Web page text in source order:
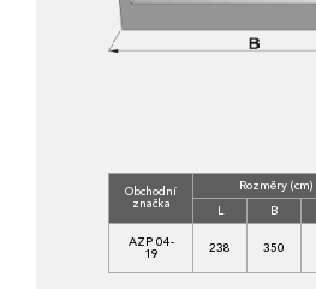
Obchodní
značka
Rozměry (cm)
L B
AZP 04-
19 238 350